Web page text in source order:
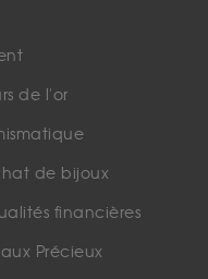
de l'or
de bijoux
financières
Précieux